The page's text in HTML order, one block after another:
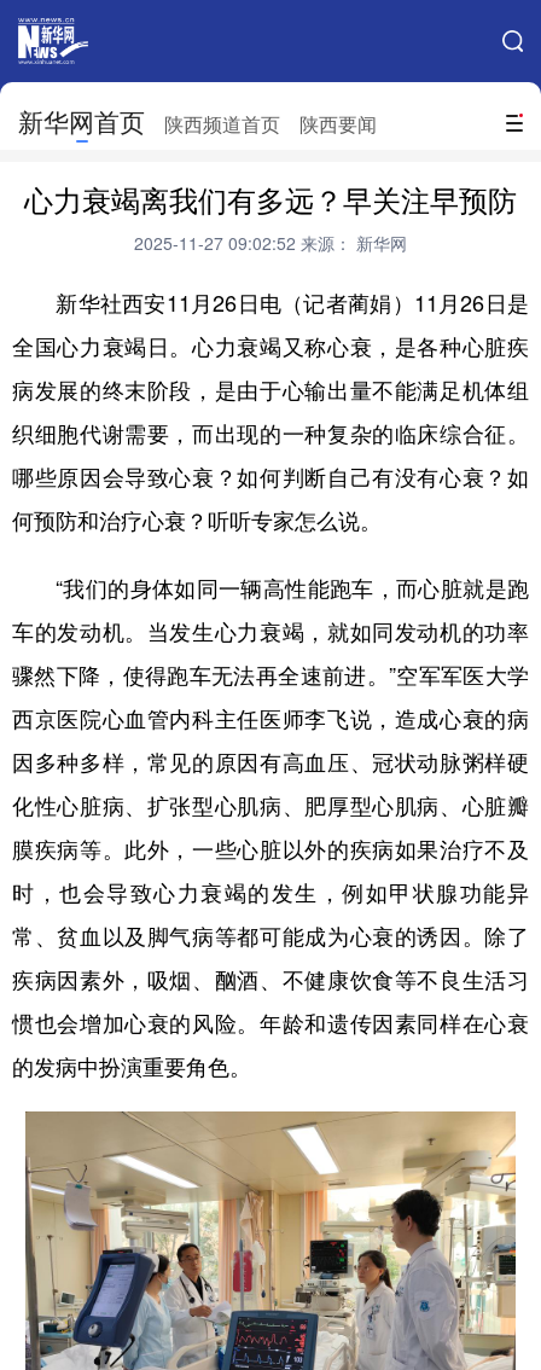
搜索
新华网首页 陕西频道首页 陕西要闻
网站地图
北京 天津 山西
浙江 福建
广东 广西 海南 重庆
四川 贵州 云南 西藏
陕西 甘肃 青海
新疆 内蒙古 黑龙江
心力衰竭离我们有多远？早关注早预防
2025-11-27 09:02:52 来源： 新华网
新华社西安11月26日电（记者蔺娟）11月26日是
全国心力衰竭日。心力衰竭又称心衰，是各种心脏疾
病发展的终末阶段，是由于心输出量不能满足机体组
织细胞代谢需要，而出现的一种复杂的临床综合征。
哪些原因会导致心衰？如何判断自己有没有心衰？如
何预防和治疗心衰？听听专家怎么说。
“我们的身体如同一辆高性能跑车，而心脏就是跑
车的发动机。当发生心力衰竭，就如同发动机的功率
骤然下降，使得跑车无法再全速前进。”空军军医大学
西京医院心血管内科主任医师李飞说，造成心衰的病
因多种多样，常见的原因有高血压、冠状动脉粥样硬
化性心脏病、扩张型心肌病、肥厚型心肌病、心脏瓣
膜疾病等。此外，一些心脏以外的疾病如果治疗不及
时，也会导致心力衰竭的发生，例如甲状腺功能异
常、贫血以及脚气病等都可能成为心衰的诱因。除了
疾病因素外，吸烟、酗酒、不健康饮食等不良生活习
惯也会增加心衰的风险。年龄和遗传因素同样在心衰
的发病中扮演重要角色。